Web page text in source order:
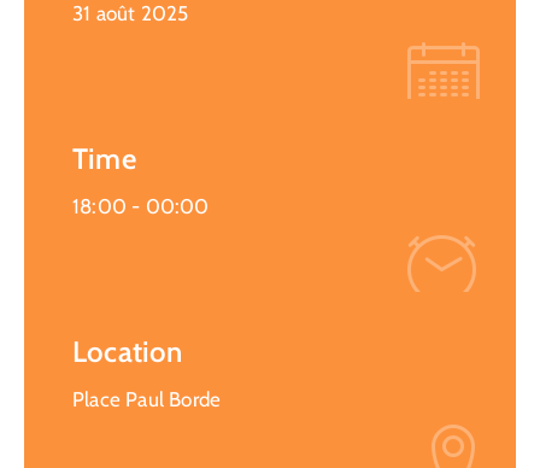
31 août 2025
Time
18:00 - 00:00
Location
Place Paul Borde